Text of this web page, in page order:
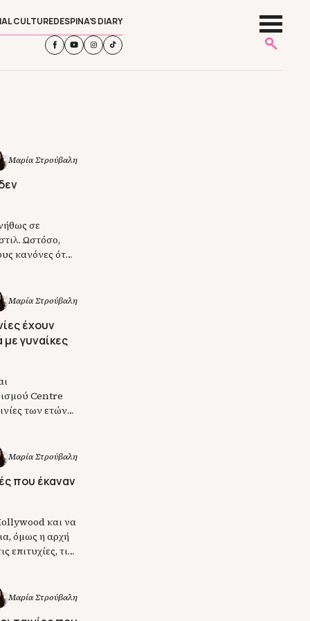
CULTUREDESPINA’S DIARY
Μαρία Στρούβαλη
σε
Ωστόσο,
κανόνες όταν
Μαρία Στρούβαλη
έχουν
γυναίκες
Centre
των ετών
από τις […]
Μαρία Στρούβαλη
που έκαναν
και να
όμως η αρχή
επιτυχίες, τις
Μαρία Στρούβαλη